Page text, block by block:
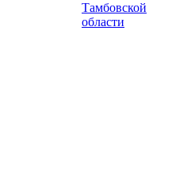
Тамбовской
области